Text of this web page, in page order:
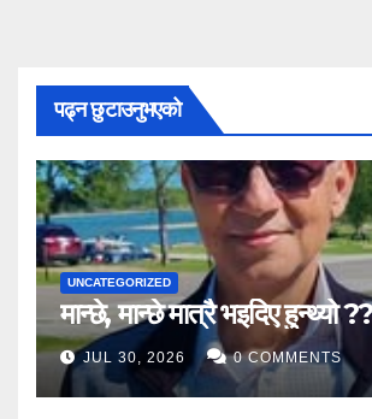
पढ्न छुटाउनुभएको
UNCATEGORIZED
मान्छे, मान्छे मात्रै भइदिए हुन्थ्यो
JUL 30, 2026 0 COMMENTS